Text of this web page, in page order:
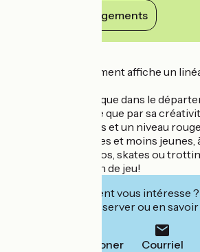
Voir ses engagements
Ce nouvel équipement affiche un
Une structure unique dans le
tant par sa surface que par sa
deux niveaux bleus et un niveau
prend plaisir, jeunes et moins
l’asphalte avec vélos, skates ou
ce nouveau terrain de jeu!
Cet établissement vous intéresse
leur site pour réserver ou en
Téléphoner Courriel